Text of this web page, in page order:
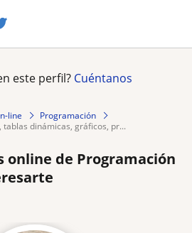
este perfil? Cuéntanos
line
Programación
tablas dinámicas, gráficos, pr...
online de Programación